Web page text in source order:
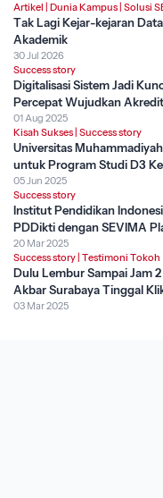
Artikel Dunia Kampus Solusi
Tak Lagi Kejar-kejaran
Akademik
30 Jul 2026
Success story
Digitalisasi Sistem Jadi
Percepat Wujudkan
01 Aug 2025
Kisah Sukses Success story
Universitas
untuk Program Studi D3
05 Jun 2025
Success story
Institut Pendidikan
PDDikti dengan SEVIMA
20 Mar 2025
Success story Testimoni Tokoh
Dulu Lembur Sampai Jam
Akbar Surabaya Tinggal
03 Mar 2025